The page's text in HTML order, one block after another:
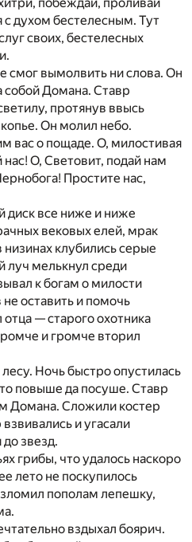
с духом бестелесным. Тут
своих, бестелесных
смог вымолвить ни слова. Он
собой Домана. Ставр
протянув ввысь
Он молил небо.
вас о пощаде. О, милостивая
О, Световит, подай нам
Простите нас,
диск все ниже и ниже
вековых елей, мрак
низинах клубились серые
луч мелькнул среди
к богам о милости
оставить и помочь
отца — старого охотника
и громче вторил
Ночь быстро опустилась
повыше да посуше. Ставр
Домана. Сложили костер
и угасали
звезд.
грибы, что удалось наскоро
лето не поскупилось
пополам лепешку,
вздыхал боярич.